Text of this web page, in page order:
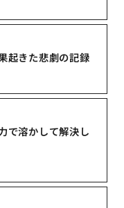
起きた悲劇の記録
で溶かして解決し